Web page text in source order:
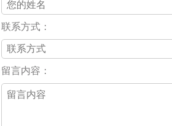
联系方式：
留言内容：